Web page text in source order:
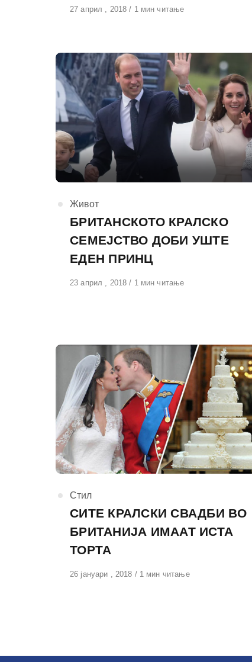
Објавено
27 април , 2018 1 мин читање
КАтегорија
Живот
БРИТАНСКОТО КРАЛСКО
СЕМЕЈСТВО ДОБИ УШТЕ
ЕДЕН ПРИНЦ
Објавено
23 април , 2018 1 мин читање
КАтегорија
Стил
СИТЕ КРАЛСКИ СВАДБИ ВО
БРИТАНИЈА ИМААТ ИСТА
ТОРТА
Објавено
26 јануари , 2018 1 мин читање